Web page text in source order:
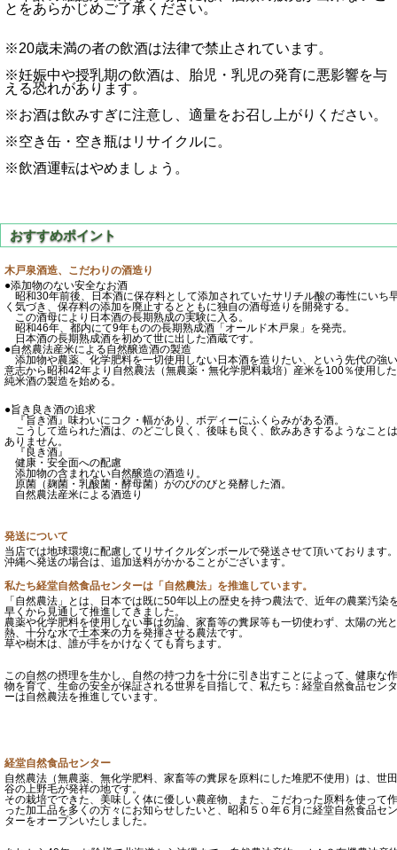
とをあらかじめご了承ください。
※20歳未満の者の飲酒は法律で禁止されています。
※妊娠中や授乳期の飲酒は、胎児・乳児の発育に悪影響を与
える恐れがあります。
※お酒は飲みすぎに注意し、適量をお召し上がりください。
※空き缶・空き瓶はリサイクルに。
※飲酒運転はやめましょう。
木戸泉酒造、こだわりの酒造り
●添加物のない安全なお酒
昭和30年前後、日本酒に保存料として添加されていたサリチル酸の毒性にいち
く気づき、保存料の添加を廃止するとともに独自の酒母造りを開発する。
この酒母により日本酒の長期熟成の実験に入る。
昭和46年、都内にて9年ものの長期熟成酒「オールド木戸泉」を発売。
日本酒の長期熟成酒を初めて世に出した酒蔵です。
●自然農法産米による自然醸造酒の製造
添加物や農薬、化学肥料を一切使用しない日本酒を造りたい、という先代の強い
意志から昭和42年より自然農法（無農薬・無化学肥料栽培）産米を100％使用した
純米酒の製造を始める。
●旨き良き酒の追求
『旨き酒』味わいにコク・幅があり、ボディーにふくらみがある酒。
こうして造られた酒は、のどごし良く、後味も良く、飲みあきするようなことは
ありません。
『良き酒』
健康・安全面への配慮
添加物の含まれない自然醸造の酒造り。
原菌（麹菌・乳酸菌・酵母菌）がのびのびと発酵した酒。
自然農法産米による酒造り
発送について
当店では地球環境に配慮してリサイクルダンボールで発送させて頂いております。
沖縄へ発送の場合は、追加送料がかかることがございます。
私たち経堂自然食品センターは「自然農法」を推進しています。
「自然農法」とは、日本では既に50年以上の歴史を持つ農法で、近年の農業汚染
早くから見通して推進してきました。
農薬や化学肥料を使用しない事は勿論、家畜等の糞尿等も一切使わず、太陽の光と
熱、十分な水で土本来の力を発揮させる農法です。
草や樹木は、誰が手をかけなくても育ちます。
この自然の摂理を生かし、自然の持つ力を十分に引き出すことによって、健康な作
物を育て、生命の安全が保証される世界を目指して、私たち：経堂自然食品センタ
ーは自然農法を推進しています。
経堂自然食品センター
自然農法（無農薬、無化学肥料、家畜等の糞尿を原料にした堆肥不使用）は、世田
谷の上野毛が発祥の地です。
その栽培でできた、美味しく体に優しい農産物、また、こだわった原料を使って作
った加工品を多くの方々にお知らせしたいと、昭和５０年６月に経堂自然食品セン
ターをオープンいたしました。